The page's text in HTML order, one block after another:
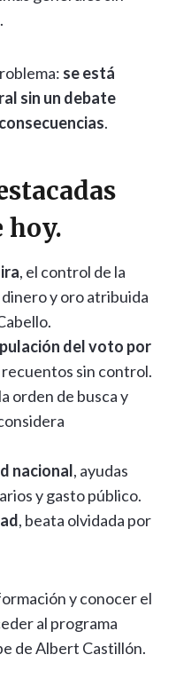
se está
sin un debate
.
hoy.
, el control de la
dinero y oro atribuida
del voto por
recuentos sin control.
orden de busca y
nacional, ayudas
y gasto público.
, beata olvidada por
y conocer el
al programa
de Albert Castillón.